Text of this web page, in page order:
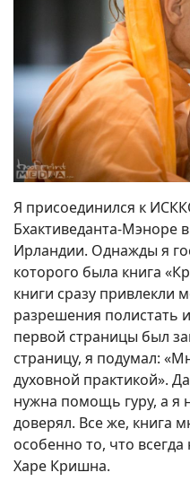
Я присоединился к
Бхактиведанта-Мэноре
Ирландии. Однажды я
которого была книга
книги сразу привлекли
разрешения полистать
первой страницы был
страницу, я подумал:
духовной практикой».
нужна помощь гуру, а я
доверял. Все же, книга
особенно то, что
Харе Кришна.